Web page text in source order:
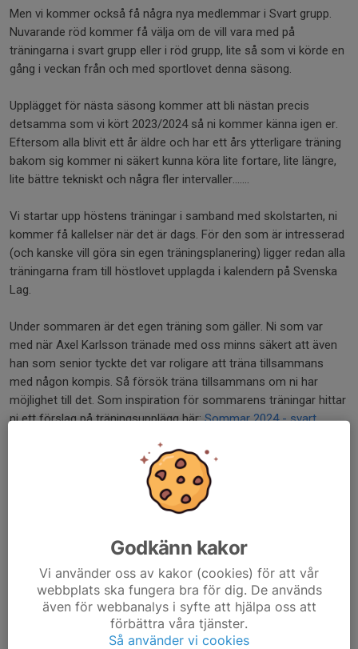
Men vi kommer också få några nya medlemmar i Svart grupp.
Nuvarande röd kommer få välja om de vill vara med på
träningarna i svart grupp eller i röd grupp, lite så som vi körde en
gång i veckan från och med sportlovet denna säsong.
Upplägget för nästa säsong kommer att bli nästan precis
detsamma som vi kört 2023/2024 så ni kommer känna igen er.
Eftersom alla blivit ett år äldre och har ett års ytterligare träning
bakom sig kommer ni säkert kunna köra lite fortare, lite längre,
lite bättre tekniskt och några fler intervaller…….
Vi startar upp höstens träningar i samband med skolstarten, ni
kommer få kallelser när det är dags. För den som är intresserad
(och kanske vill göra sin egen träningsplanering) ligger redan alla
träningarna fram till höstlovet upplagda i kalendern på Svenska
Lag.
Under sommaren är det egen träning som gäller. Ni som var
med när Axel Karlsson tränade med oss minns säkert att även
han som senior tyckte det var roligare att träna tillsammans
med någon kompis. Så försök träna tillsammans om ni har
möjlighet till det. Som inspiration för sommarens träningar hittar
ni ett förslag på träningsupplägg här:Sommar 2024 - svart
Om vi inte ses på måndagens rullskidpass… Ha en riktigt skön
Cooperstester - rullskidor i solsken, regn och med pannlampa –
stavgång i Väsjöbacken– Torsbyläger – Trysilläger – mycket
skidor på Täby konstsnöspår – tävlingar både i Stockholm och
ute i landet – och mycket mera…. Och alltid med en fantastisk
bra stämning i gruppen!
Godkänn kakor
Vi använder oss av kakor (cookies) för att vår
webbplats ska fungera bra för dig. De används
även för webbanalys i syfte att hjälpa oss att
förbättra våra tjänster.
Så använder vi cookies